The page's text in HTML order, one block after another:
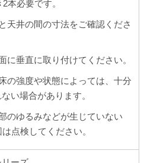
本必要です。
天井の間の寸法をご確認くださ
に垂直に取り付けてください。
の強度や状態によっては、十分
い場合があります。
のゆるみなどが生じていない
点検してください。